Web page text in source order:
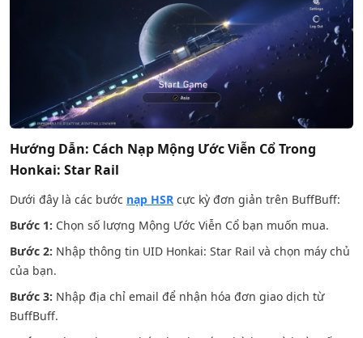
Hướng Dẫn: Cách Nạp Mộng Ước Viễn Cổ Trong
Honkai: Star Rail
Dưới đây là các bước nạp HSR cực kỳ đơn giản trên BuffBuff:
Bước 1: Chọn số lượng Mộng Ước Viễn Cổ bạn muốn mua.
Bước 2: Nhập thông tin UID Honkai: Star Rail và chọn máy chủ
của bạn.
Bước 3: Nhập địa chỉ email để nhận hóa đơn giao dịch từ
BuffBuff.